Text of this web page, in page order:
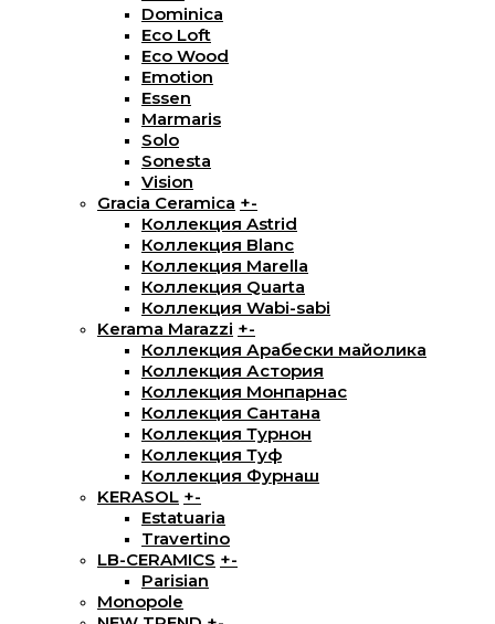
Dominica
Eco Loft
Eco Wood
Emotion
Essen
Marmaris
Solo
Sonesta
Vision
Gracia Ceramica +-
Коллекция Astrid
Коллекция Blanc
Коллекция Marella
Коллекция Quarta
Коллекция Wabi-sabi
Kerama Marazzi +-
Коллекция Арабески майолика
Коллекция Астория
Коллекция Монпарнас
Коллекция Сантана
Коллекция Турнон
Коллекция Туф
Коллекция Фурнаш
KERASOL +-
Estatuaria
Travertino
LB-CERAMICS +-
Parisian
Monopole